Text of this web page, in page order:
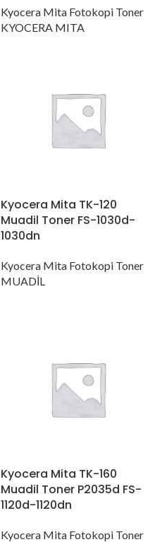
Kyocera Mita Fotokopi Toner
KYOCERA MITA
Kyocera Mita TK-120
Muadil Toner FS-1030d-
1030dn
Kyocera Mita Fotokopi Toner
MUADİL
Kyocera Mita TK-160
Muadil Toner P2035d FS-
1120d-1120dn
Kyocera Mita Fotokopi Toner